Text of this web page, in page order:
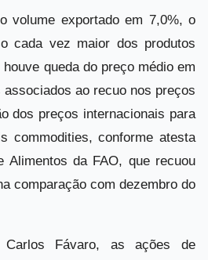
volume exportado em 7,0%, o
cada vez maior dos produtos
queda do preço médio em
ao recuo nos preços
dos preços internacionais para
commodities, conforme atesta
Alimentos da FAO, que recuou
comparação com dezembro do
Carlos Fávaro, as ações de